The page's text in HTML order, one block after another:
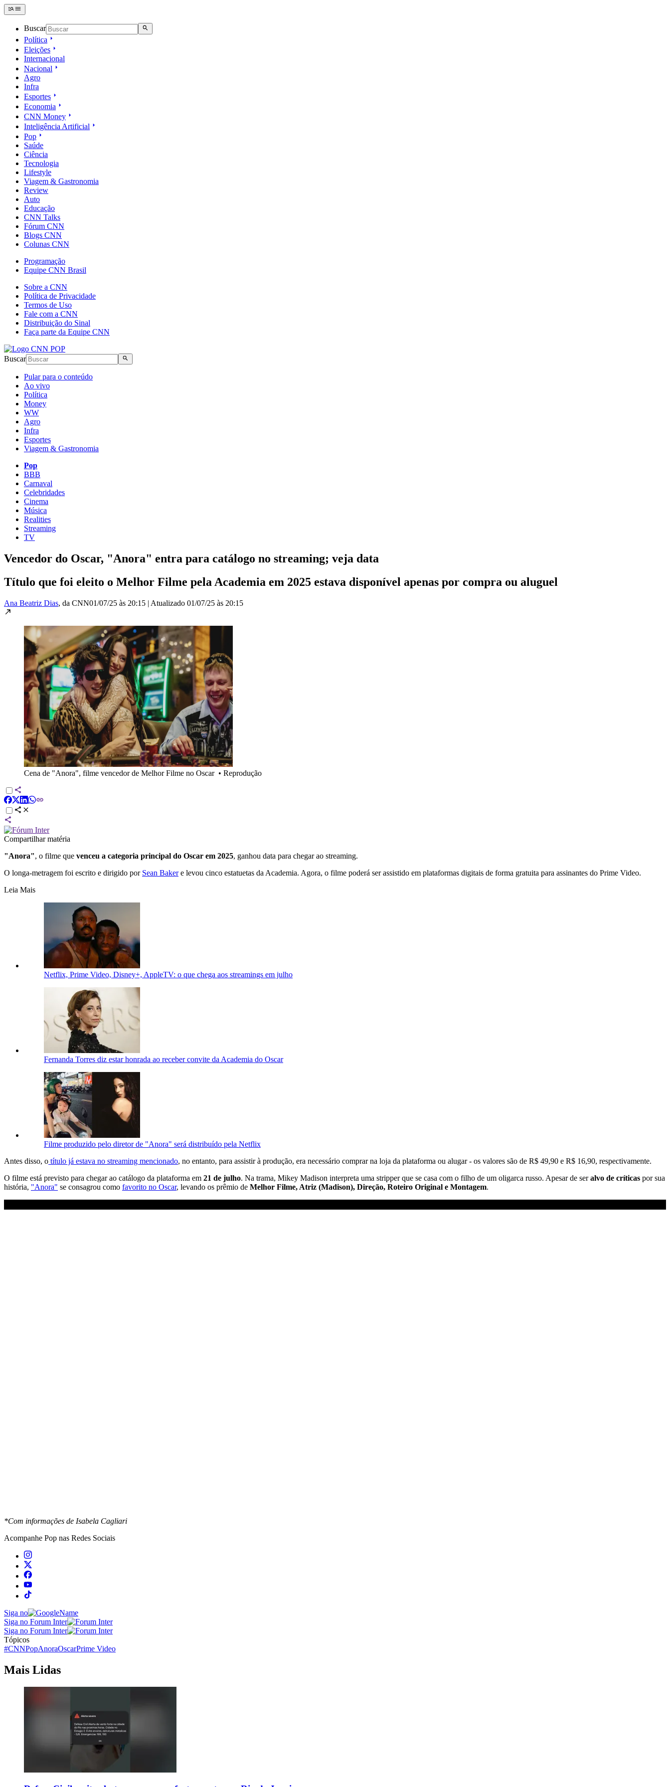
Buscar
Política
Eleições
Internacional
Nacional
Agro
Infra
Esportes
Economia
CNN Money
Inteligência Artificial
Pop
Saúde
Ciência
Tecnologia
Lifestyle
Viagem & Gastronomia
Review
Auto
Educação
CNN Talks
Fórum CNN
Blogs CNN
Colunas CNN
Programação
Equipe CNN Brasil
Sobre a CNN
Política de Privacidade
Termos de Uso
Fale com a CNN
Distribuição do Sinal
Faça parte da Equipe CNN
Buscar
Pular para o conteúdo
Ao vivo
Política
Money
WW
Agro
Infra
Esportes
Viagem & Gastronomia
Pop
BBB
Carnaval
Celebridades
Cinema
Música
Realities
Streaming
TV
Vencedor do Oscar, "Anora" entra para catálogo no streaming; veja data
Título que foi eleito o Melhor Filme pela Academia em 2025 estava disponível apenas por compra ou aluguel
Ana Beatriz Dias, da CNN01/07/25 às 20:15 | Atualizado 01/07/25 às 20:15
Cena de "Anora", filme vencedor de Melhor Filme no Oscar• Reprodução
Compartilhar matéria
"Anora", o filme que venceu a categoria principal do Oscar em 2025, ganhou data para chegar ao streaming.
O longa-metragem foi escrito e dirigido por Sean Bakere levou cinco estatuetas da Academia. Agora, o filme poderá ser assistido em plataformas digitais de forma gratuita para assinantes do Prime Video.
Leia Mais
Netflix, Prime Video, Disney+, AppleTV: o que chega aos streamings em julho
Fernanda Torres diz estar honrada ao receber convite da Academia do Oscar
Filme produzido pelo diretor de "Anora" será distribuído pela Netflix
Antes disso, o título já estava no streaming mencionado, no entanto, para assistir à produção, era necessário comprar na loja da plataforma ou alugar - os valores são de R$ 49,90 e R$ 16,90, respectivamente.
O filme está previsto para chegar ao catálogo da plataforma em 21 de julho. Na trama, Mikey Madison interpreta uma stripper que se casa com o filho de um oligarca russo. Apesar de seralvo de críticas por sua
história, "Anora" se consagrou como favorito no Oscar, levando os prêmio de Melhor Filme, Atriz (Madison), Direção, Roteiro Original e Montagem.
*Com informações de Isabela Cagliari
Acompanhe Pop nas Redes Sociais
Siga no
Siga no Forum Inter
Siga no Forum Inter
Tópicos
#CNNPopAnoraOscarPrime Video
Mais Lidas